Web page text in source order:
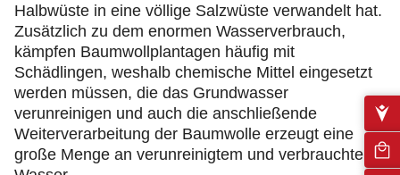
Halbwüste in eine völlige Salzwüste verwandelt hat.
Zusätzlich zu dem enormen Wasserverbrauch,
kämpfen Baumwollplantagen häufig mit
Schädlingen, weshalb chemische Mittel eingesetzt
werden müssen, die das Grundwasser
verunreinigen und auch die anschließende
Weiterverarbeitung der Baumwolle erzeugt eine
große Menge an verunreinigtem und verbrauchtem